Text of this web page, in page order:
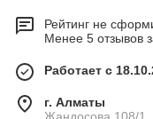
Рейтинг не
Менее 5 отзывов
Работает с
г. Алматы